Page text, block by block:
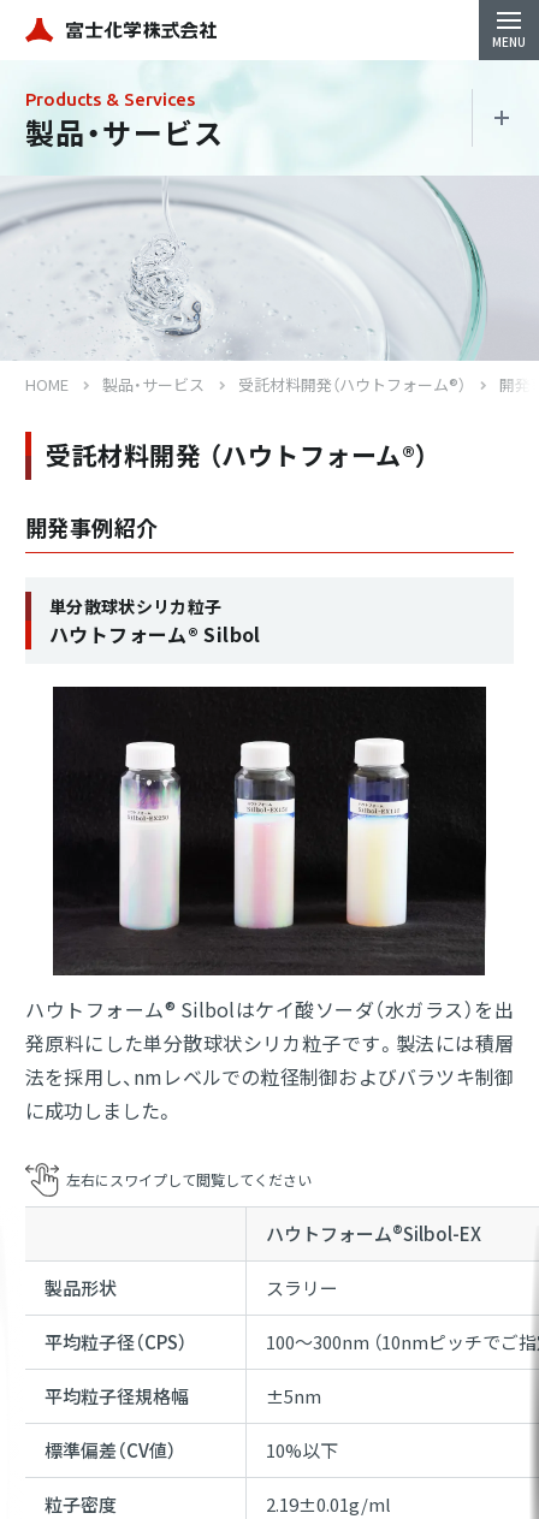
Products & Services
製品・サービス
HOME 製品・サービス 受託材料開発（ハウトフォーム®） 開発
受託材料開発 （ハウトフォーム®）
開発事例紹介
単分散球状シリカ粒子
ハウトフォーム® Silbol
ハウトフォーム® Silbolはケイ酸ソーダ（水ガラス）を出
発原料にした単分散球状シリカ粒子です。製法には積層
法を採用し、nmレベルでの粒径制御およびバラツキ制御
に成功しました。
ハウトフォーム®Silbol-EX
製品形状 スラリー
平均粒子径（CPS） 100～300nm （10nmピッチでご
平均粒子径規格幅 ±5nm
標準偏差（CV値） 10%以下
粒子密度 2.19±0.01g/ml
製品・サービス
珪酸製品
地盤改良材
コンクリート強化防水材
血液型判定剤
グリーンインフラ
受託材料開発 （ハウトフォーム®）
分析サービス
Close